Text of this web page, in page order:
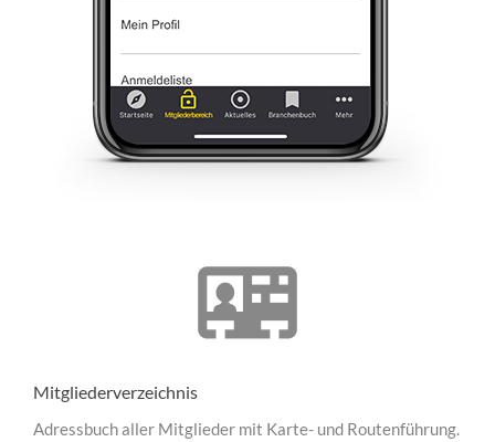
Mitgliederverzeichnis
Adressbuch aller Mitglieder mit Karte- und Routenführung.